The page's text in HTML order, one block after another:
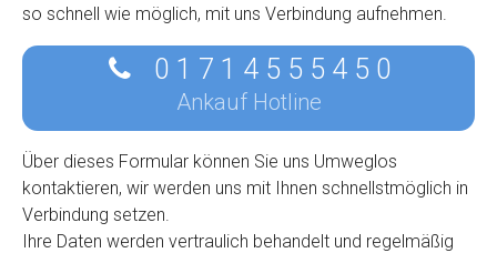
so schnell wie möglich, mit uns Verbindung aufnehmen.
0 1 7 1 4 5 5 5 4 5 0
Ankauf Hotline
Über dieses Formular können Sie uns Umweglos
kontaktieren, wir werden uns mit Ihnen schnellstmöglich in
Verbindung setzen.
Ihre Daten werden vertraulich behandelt und regelmäßig